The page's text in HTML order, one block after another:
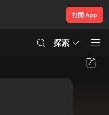
打開 App
探索